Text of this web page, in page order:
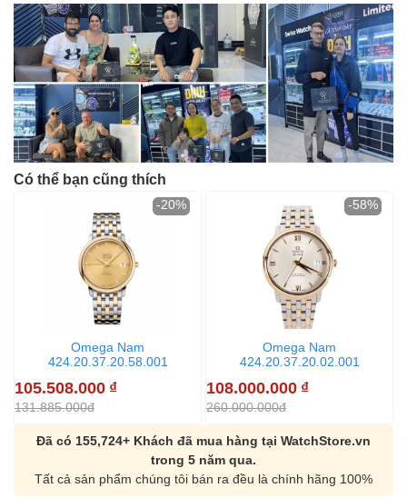
Có thể bạn cũng thích
Omega Nam
424.20.37.20.58.001
105.508.000 ₫
131.885.000đ
-20%
Omega Nam
424.20.37.20.02.001
108.000.000 ₫
260.000.000đ
-58%
Đã có 155,724+ Khách đã mua hàng tại WatchStore.vn
trong 5 năm qua.
Tất cả sản phẩm chúng tôi bán ra đều là chính hãng 100%
Orient Nam RA-
Casio Nam MTS-